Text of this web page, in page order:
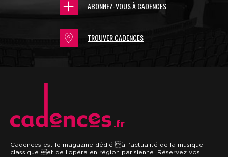
ABONNEZ-VOUS À CADENCES
TROUVER CADENCES
.fr
Cadences est le magazine dédié à l’actualité de la musique
classique et de l’opéra en région parisienne. Réservez vos